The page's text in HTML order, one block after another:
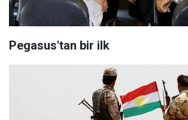
Pegasus'tan bir ilk